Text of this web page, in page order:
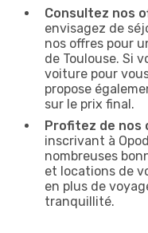
Consultez nos
envisagez de
nos offres pour
de Toulouse. Si
voiture pour
propose
sur le prix final.
Profitez de nos
inscrivant à
nombreuses
et locations de
en plus de
tranquillité.